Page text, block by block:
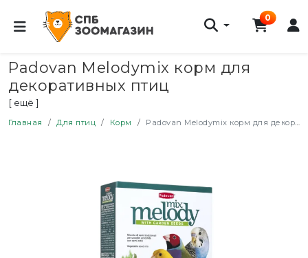
0
Padovan Melodymix корм для
декоративных птиц
дополнительный корм для пения -
300 г
[ ещё ]
Главная Для птиц Корм Padovan Melodymix корм для декоративных птиц дополнительный корм для пения - 300 г